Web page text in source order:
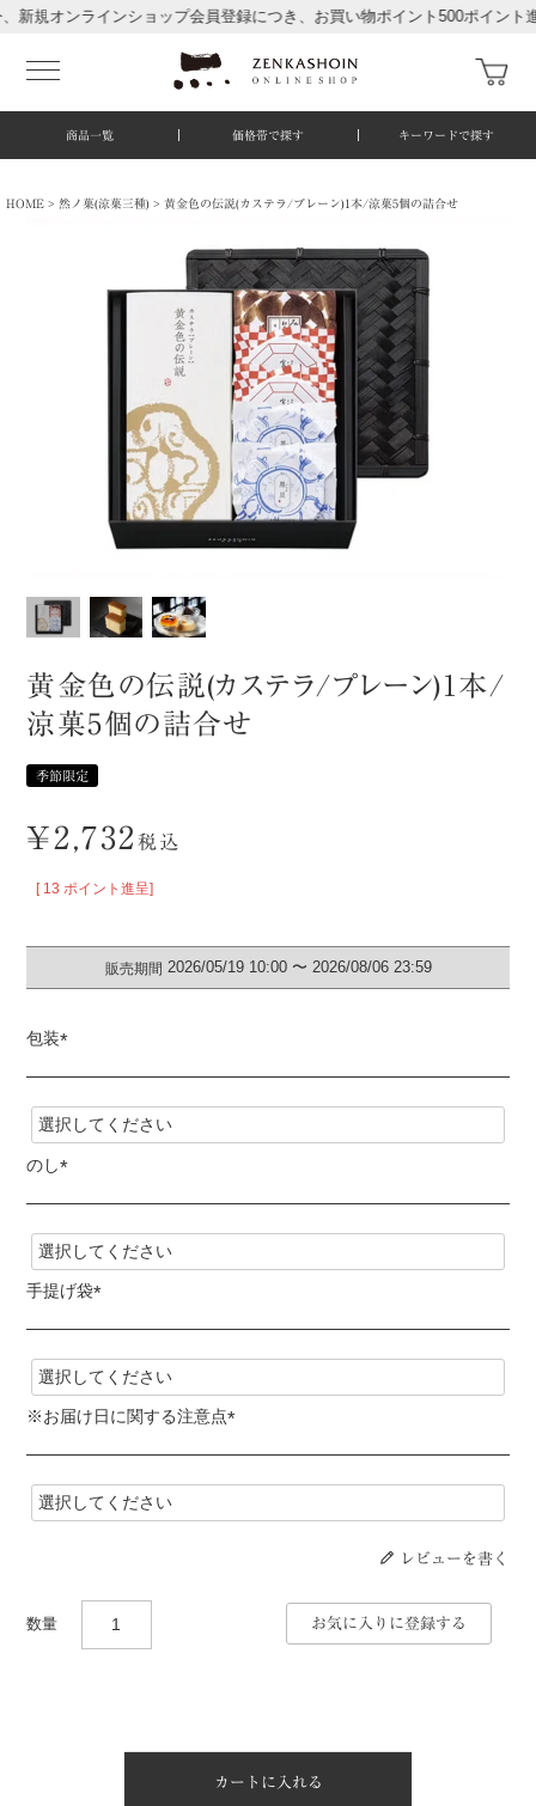
ンラインショップ会員登録につき、お買い物ポイント500ポイント進呈中
商品一覧 価格帯で探す キーワードで探す
HOME 然ノ菓(涼菓三種) 黄金色の伝説(カステラ/プレーン)1本/涼菓5個の詰合せ
黄金色の伝説(カステラ/プレーン)1本/
涼菓5個の詰合せ
季節限定
¥2,732税込
[ 13 ポイント進呈]
販売期間 2026/05/19 10:00 〜 2026/08/06 23:59
包装
(
必
須
)
のし
(
須
)
手提げ袋
(
須
)
※お届け日に関する注意点
(
必
レビューを書く
お気に入りに登録する
カートに入れる